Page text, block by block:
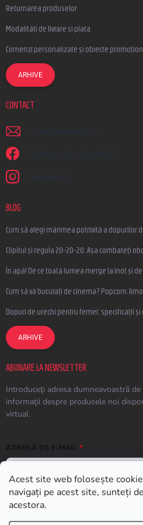
Acest site web folosește
navigați pe acest site, sunteți
acestora.
Returnarea produselor
Modalități de livrare si plata
Comenzi personalizate și obiecte
ARHIVE
CONTACT
scrieti @ earplugs.ro
Suntem și pe Facebook!
earplugs.ro
BLOG
Cum să alegi mărimea potrivită a dopurilor
Clipitul și regula 20-20-20: Așa combateți
În apă! De ce toată lumea merge la înot și
Cum să vă bucurați de cinema? Popcorn,
Dopuri de urechi pentru femei: specificații
ARHIVE
ABONARE LA NEWSLETTER
Introduceţi adresa dumneavoastră
informaţii despre produsele noi
virtual.
ADRESĂ DE E-MAIL
ABONARE